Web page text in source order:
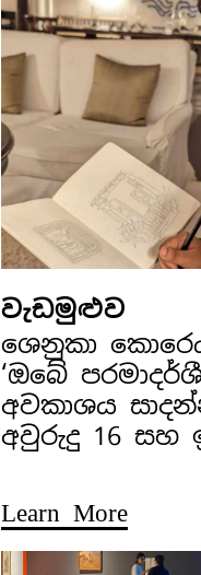
වැඩමුළුව
ශෙනුකා
‘ඔබේ
අවකාශය
අවුරුදු 16 සහ
Learn More